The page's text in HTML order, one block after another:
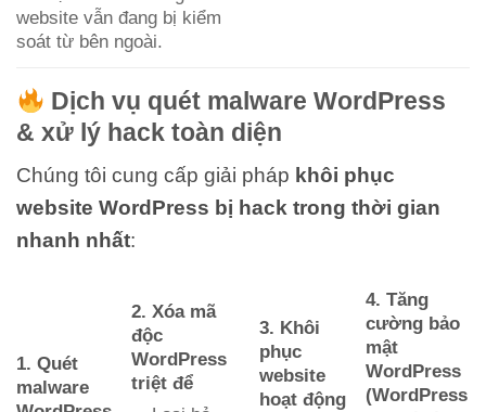
website vẫn đang bị kiểm
soát từ bên ngoài.
Dịch vụ quét malware WordPress
& xử lý hack toàn diện
Chúng tôi cung cấp giải pháp khôi phục
website WordPress bị hack trong thời gian
nhanh nhất:
1. Quét
malware
2. Xóa mã
độc
WordPress
triệt để
3. Khôi
phục
website
hoạt động
4. Tăng
cường bảo
mật
WordPress
(WordPress